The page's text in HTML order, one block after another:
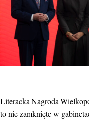
Literacka Nagroda
to nie zamknięte w